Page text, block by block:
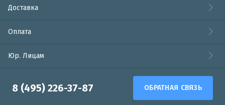
Доставка
Оплата
Юр. Лицам
8 (495) 226-37-87 ОБРАТНАЯ СВЯЗЬ